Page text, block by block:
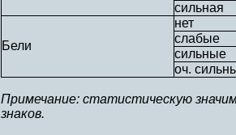
сильная
Бели
нет
слабые
сильные
оч.
Примечание: статистическую
знаков.